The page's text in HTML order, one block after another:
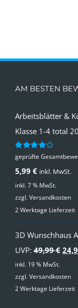
AM BESTEN
Arbeitsblätter &
Klasse 1-4 total
Bewertet
von 5
geprüfte
5,99 € inkl. MwSt.
inkl. 7 % MwSt.
zzgl.Versandkosten
2 Werktage Lieferzeit
3D Wunschhaus
UVP: 49,99€
war:
inkl. 19 % MwSt.
zzgl.Versandkosten
2 Werktage Lieferzeit